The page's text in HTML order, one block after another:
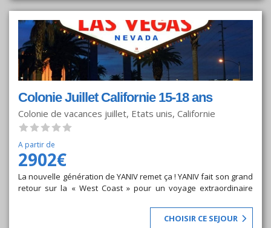
Colonie Juillet Californie 15-18 ans
Colonie de vacances juillet, Etats unis, Californie
A partir de
2902€
La nouvelle génération de YANIV remet ça ! YANIV fait son grand
retour sur la « West Coast » pour un voyage extraordinaire
des Amérindiens et des stars hollywoodiennes à la découverte
CHOISIR CE SEJOUR